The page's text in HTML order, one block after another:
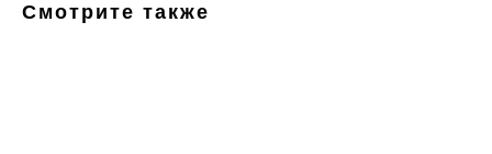
Смотрите также